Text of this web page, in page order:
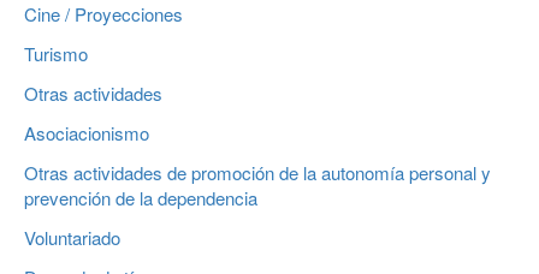
Cine / Proyecciones
Turismo
Otras actividades
Asociacionismo
Otras actividades de promoción de la autonomía personal y
prevención de la dependencia
Voluntariado